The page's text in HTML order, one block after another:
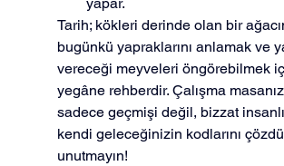
Tarih; kökleri derinde olan bir
bugünkü yapraklarını anlamak ve
vereceği meyveleri öngörebilmek
yegâne rehberdir. Çalışma
sadece geçmişi değil, bizzat
kendi geleceğinizin kodlarını
unutmayın!